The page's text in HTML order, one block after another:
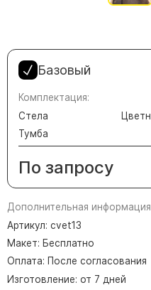
Кресты из
Памятники из
Памятники
Памятники из
Базовый
Комплектация:
Стела
Тумба
По запросу
Дополнительная
Артикул: cvet13
Макет: Бесплатно
Оплата: После согласования
Изготовление: от 7 дней